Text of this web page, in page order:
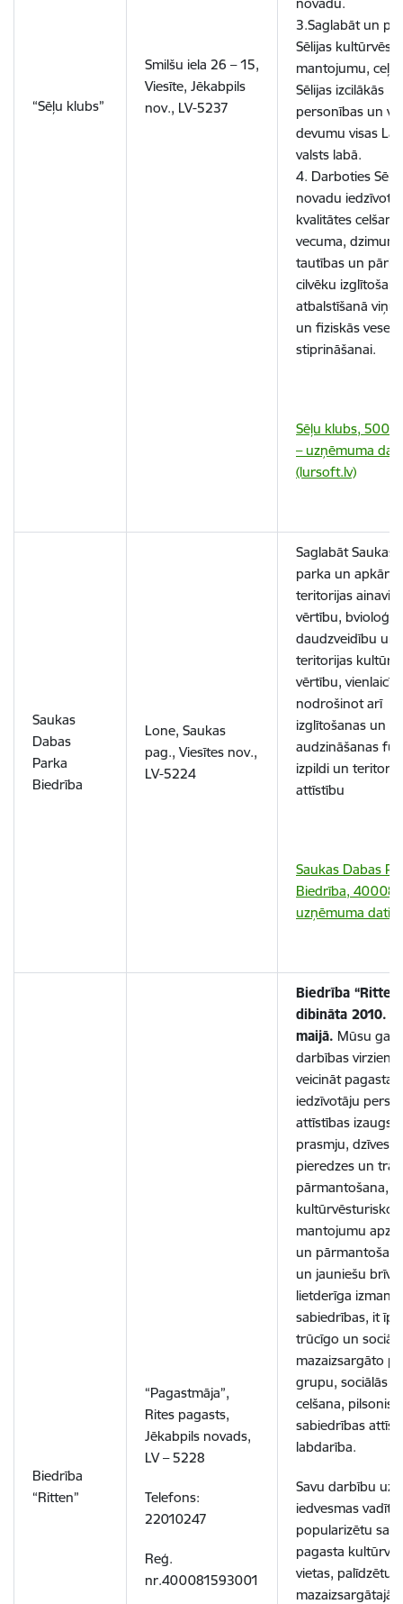
“Sēļu klubs”
Smilšu iela 26 – 15,
Viesīte, Jēkabpils
nov., LV-5237
3.Saglabāt un
Sēlijas
mantojumu,
Sēlijas izcilākās
personības un
devumu visas
valsts labā.
4. Darboties
novadu
kvalitātes
vecuma,
tautības un
cilvēku
atbalstīšanā viņu
un fiziskās
stiprināšanai.
Sēļu klubs,
– uzņēmuma dati
(lursoft.lv)
Saukas
Dabas
Parka
Biedrība
Lone, Saukas
pag., Viesītes nov.,
LV-5224
Saglabāt Saukas
parka un
teritorijas
vērtību,
daudzveidību un
teritorijas
vērtību, vienlaicīgi
nodrošinot arī
izglītošanas un
audzināšanas
izpildi un
attīstību
Saukas Dabas
Biedrība,
uzņēmuma dati
Biedrība
“Ritten”
“Pagastmāja”,
Rites pagasts,
Jēkabpils novads,
LV – 5228
Telefons:
22010247
Reģ.
nr.400081593001
Biedrība
dibināta 2010.
maijā. Mūsu
darbības virzieni
veicināt pagasta
iedzīvotāju
attīstības
prasmju, dzīves
pieredzes un
pārmantošana,
kultūrvēsturisko
mantojumu
un
un jauniešu brīvā
lietderīga
sabiedrības, it
trūcīgo un sociāli
mazaizsargāto
grupu, sociālās
celšana,
sabiedrības
labdarība.
Savu darbību
iedvesmas vadīti,
popularizētu sava
pagasta
vietas, palīdzētu